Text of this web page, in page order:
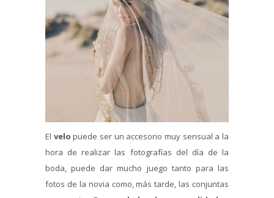
El velo puede ser un accesorio muy sensual a la
hora de realizar las fotografías del día de la
boda, puede dar mucho juego tanto para las
fotos de la novia como, más tarde, las conjuntas